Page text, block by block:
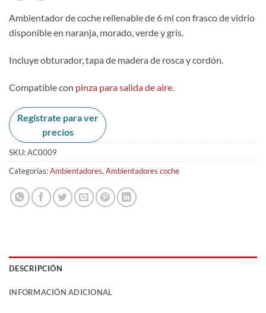
Ambientador de coche rellenable de 6 ml con frasco de vidrio
disponible en naranja, morado, verde y gris.
Incluye obturador, tapa de madera de rosca y cordón.
Compatible con pinza para salida de aire.
Regístrate para ver
precios
SKU:AC0009
Categorías:Ambientadores, Ambientadores coche
DESCRIPCIÓN
INFORMACIÓN ADICIONAL